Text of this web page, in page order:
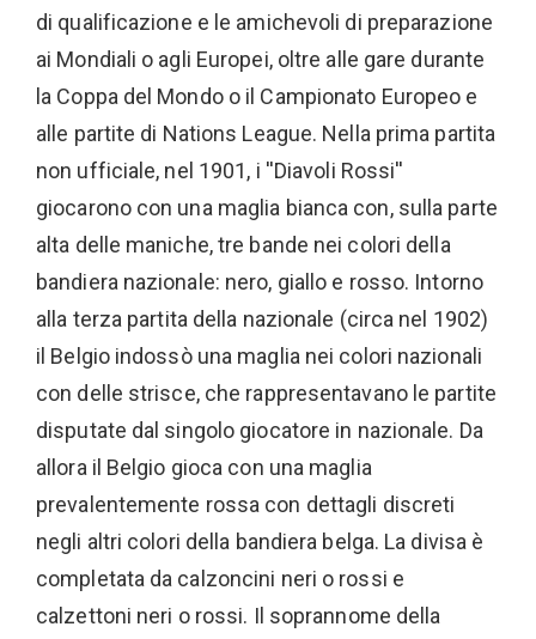
di qualificazione e le amichevoli di preparazione
ai Mondiali o agli Europei, oltre alle gare durante
la Coppa del Mondo o il Campionato Europeo e
alle partite di Nations League. Nella prima partita
non ufficiale, nel 1901, i ''Diavoli Rossi''
giocarono con una maglia bianca con, sulla parte
alta delle maniche, tre bande nei colori della
bandiera nazionale: nero, giallo e rosso. Intorno
alla terza partita della nazionale (circa nel 1902)
il Belgio indossò una maglia nei colori nazionali
con delle strisce, che rappresentavano le partite
disputate dal singolo giocatore in nazionale. Da
allora il Belgio gioca con una maglia
prevalentemente rossa con dettagli discreti
negli altri colori della bandiera belga. La divisa è
completata da calzoncini neri o rossi e
calzettoni neri o rossi. Il soprannome della